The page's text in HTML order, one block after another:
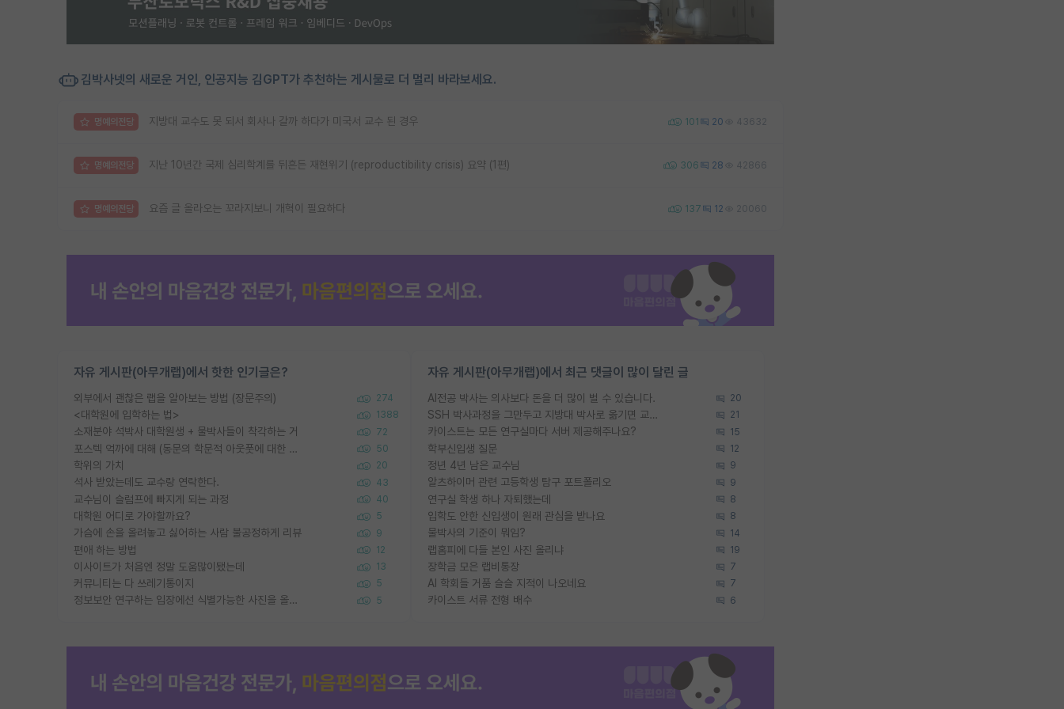
김박사넷의 새로운 거인, 인공지능 김GPT가 추천하는 게시물로 더 멀리 바라보세요.
명예의전당 지방대 교수도 못 되서 회사나 갈까 하다가 미국서 교수 된 경우 101 20 43632
명예의전당 지난 10년간 국제 심리학계를 뒤흔든 재현위기 (reproductibility crisis) 요약 (1편) 306 28 42866
명예의전당 요즘 글 올라오는 꼬라지보니 개혁이 필요하다 137 12 20060
자유 게시판(아무개랩)에서 핫한 인기글은?
외부에서 괜찮은 랩을 알아보는 방법 (장문주의) 274
<대학원에 입학하는 법> 1388
소재분야 석박사 대학원생 + 물박사들이 착각하는 거 72
포스텍 억까에 대해 (동문의 학문적 아웃풋에 대한 반박) 50
학위의 가치 20
석사 받았는데도 교수랑 연락한다. 43
교수님이 슬럼프에 빠지게 되는 과정 40
대학원 어디로 가야할까요? 5
가슴에 손을 올려놓고 싫어하는 사람 불공정하게 리뷰 9
편애 하는 방법 12
이사이트가 처음엔 정말 도움많이됐는데 13
커뮤니티는 다 쓰레기통이지 5
정보보안 연구하는 입장에선 식별가능한 사진을 올리는건 비추이긴함 5
자유 게시판(아무개랩)에서 최근 댓글이 많이 달린 글
AI전공 박사는 의사보다 돈을 더 많이 벌 수 있습니다. 20
SSH 박사과정을 그만두고 지방대 박사로 옮기면 교수의 꿈은 끝일까요? 21
카이스트는 모든 연구실마다 서버 제공해주나요? 15
학부신입생 질문 12
정년 4년 남은 교수님 9
알츠하이머 관련 고등학생 탐구 포트폴리오 9
연구실 학생 하나 자퇴했는데 8
입학도 안한 신입생이 원래 관심을 받나요 8
물박사의 기준이 뭐임? 14
랩홈피에 다들 본인 사진 올리냐 19
장학금 모은 랩비통장 7
AI 학회들 거품 슬슬 지적이 나오네요 7
카이스트 서류 전형 배수 6